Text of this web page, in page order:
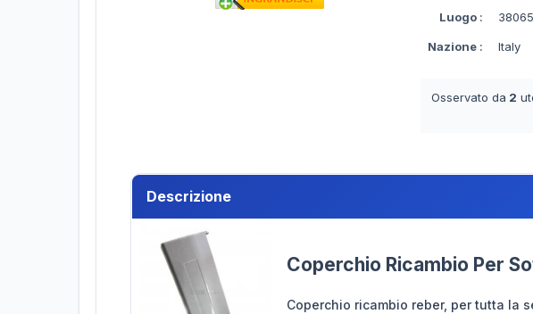
Luogo :
Nazione : Italy
Osservato da 2
Descrizione
Coperchio Ricambio Per
Coperchio ricambio reber, per tutta la